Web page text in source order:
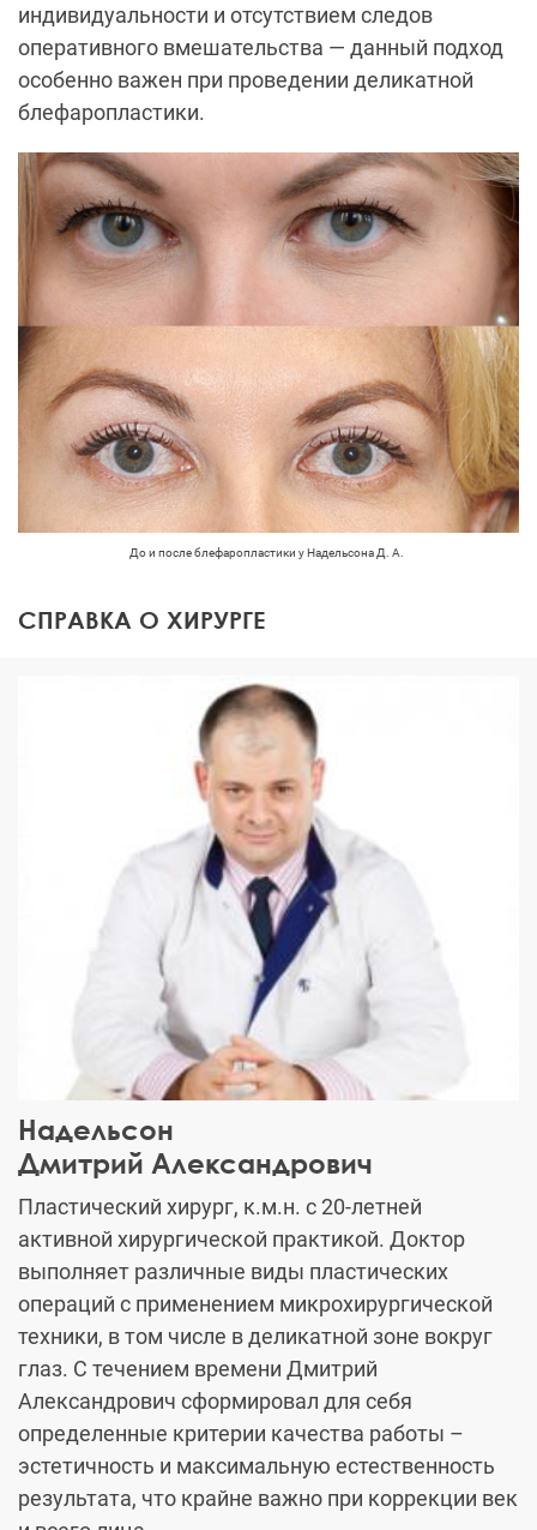
индивидуальности и отсутствием следов
оперативного вмешательства — данный подход
особенно важен при проведении деликатной
блефаропластики.
До и после блефаропластики у Надельсона Д. А.
СПРАВКА О ХИРУРГЕ
Надельсон
Дмитрий Александрович
Пластический хирург, к.м.н. с 20-летней
активной хирургической практикой. Доктор
выполняет различные виды пластических
операций с применением микрохирургической
техники, в том числе в деликатной зоне вокруг
глаз. С течением времени Дмитрий
Александрович сформировал для себя
определенные критерии качества работы –
эстетичность и максимальную естественность
результата, что крайне важно при коррекции век